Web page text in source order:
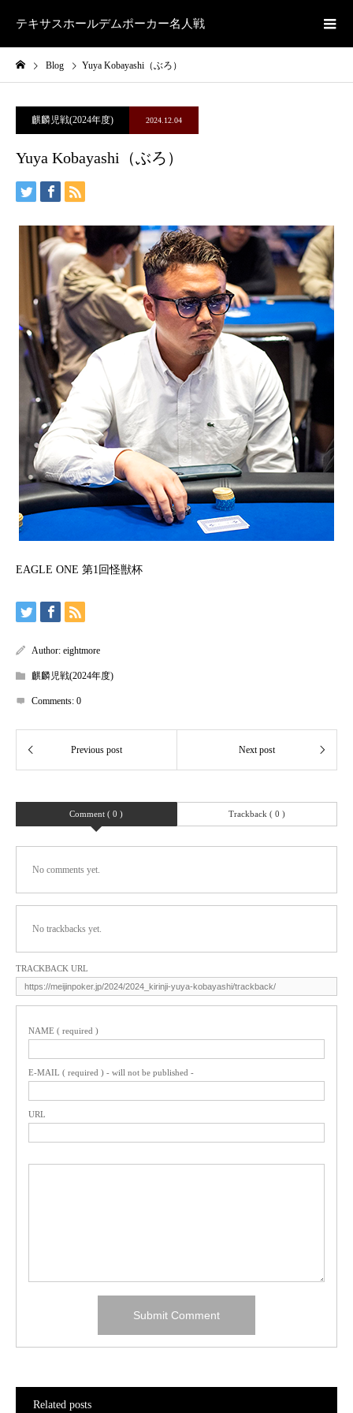
テキサスホールデムポーカー名人戦
Blog Yuya Kobayashi（ぶろ）
麒麟児戦(2024年度) 2024.12.04
Yuya Kobayashi（ぶろ）
EAGLE ONE 第1回怪獣杯
Author: eightmore
麒麟児戦(2024年度)
Comments: 0
Comment ( 0 ) Trackback ( 0 )
No comments yet.
No trackbacks yet.
TRACKBACK URL
NAME ( required )
E-MAIL ( required ) - will not be published -
URL
Related posts